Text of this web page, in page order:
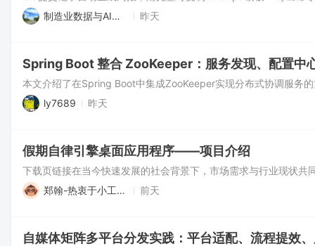
制造业数据与AI践行者老蒋 昨天
Spring Boot 整合 ZooKeeper：服务发现、配置中
ly7689 昨天
假期自律引擎桌面应用程序——项目介绍
郑翰-热衷于小工具和算法竞赛 前天
自媒体矩阵多平台分发实践：平台适配、流程提效